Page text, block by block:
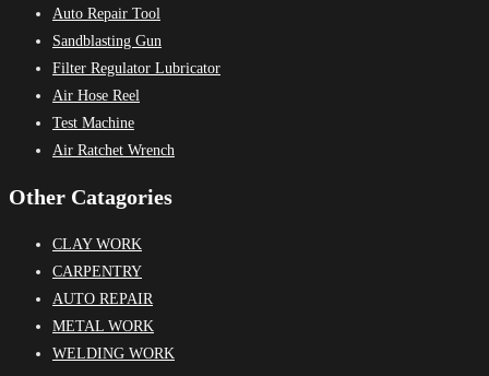
Auto Repair Tool
Sandblasting Gun
Filter Regulator Lubricator
Air Hose Reel
Test Machine
Air Ratchet Wrench
Other Catagories
CLAY WORK
CARPENTRY
AUTO REPAIR
METAL WORK
WELDING WORK